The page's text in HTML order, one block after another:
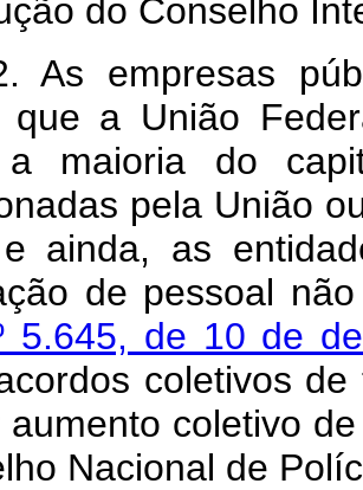
do Conselho
As empresas
que a União
a maioria do
pela União
ainda, as
de pessoal
5.645, de 10 de
coletivos
aumento coletivo
Nacional de